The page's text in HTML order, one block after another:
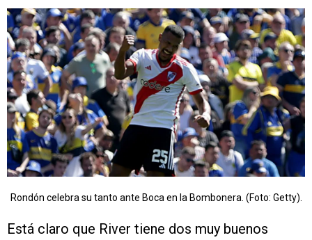
Rondón celebra su tanto ante Boca en la Bombonera. (Foto: Getty).
Está claro que River tiene dos muy buenos